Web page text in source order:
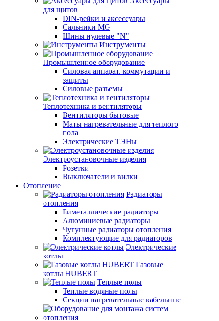
для щитов
DIN-рейки и аксессуары
Сальники MG
Шины нулевые "N"
Инструменты
Промышленное оборудование
Силовая аппарат. коммутации и
защиты
Силовые разъемы
Теплотехника и вентиляторы
Вентиляторы бытовые
Маты нагревательные для теплого
пола
Электрические ТЭНы
Электроустановочные изделия
Розетки
Выключатели и вилки
Отопление
Радиаторы
отопления
Биметаллические радиаторы
Алюминиевые радиаторы
Чугунные радиаторы отопления
Комплектующие для радиаторов
Электрические
котлы
Газовые
котлы HUBERT
Теплые полы
Теплые водяные полы
Секции нагревательные кабельные